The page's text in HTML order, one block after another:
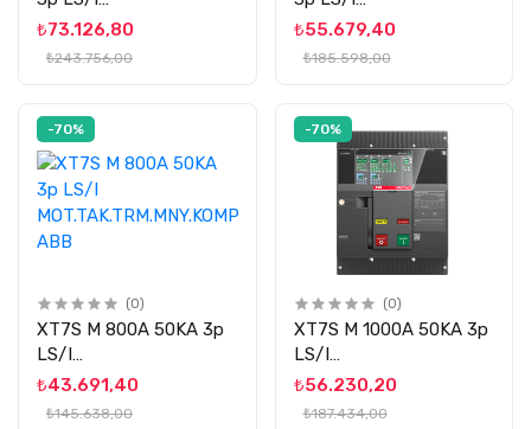
TRM.MNY.KOMP.ŞLT
ABB
₺73.126,80
₺243.756,00
TRM.MNY.KOMP.ŞLT
ABB
₺55.679,40
₺185.598,00
-70%
(0)
XT7S M 800A 50KA 3p
LS/I
MOT.TAK.TRM.MNY.KOMP.ŞLT
ABB
₺43.691,40
₺145.638,00
-70%
(0)
XT7S M 1000A 50KA 3p
LS/I
MOT.TAK.TRM.MNY.KOMP.ŞLT
ABB
₺56.230,20
₺187.434,00